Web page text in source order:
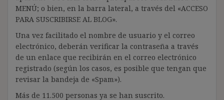
MENÚ; o bien, en la barra lateral, a través del «ACCESO
PARA SUSCRIBIRSE AL BLOG».
Una vez facilitado el nombre de usuario y el correo
electrónico, deberán verificar la contraseña a través
de un enlace que recibirán en el correo electrónico
registrado (según los casos, es posible que tengan que
revisar la bandeja de «Spam»).
Más de 11.500 personas ya se han suscrito.